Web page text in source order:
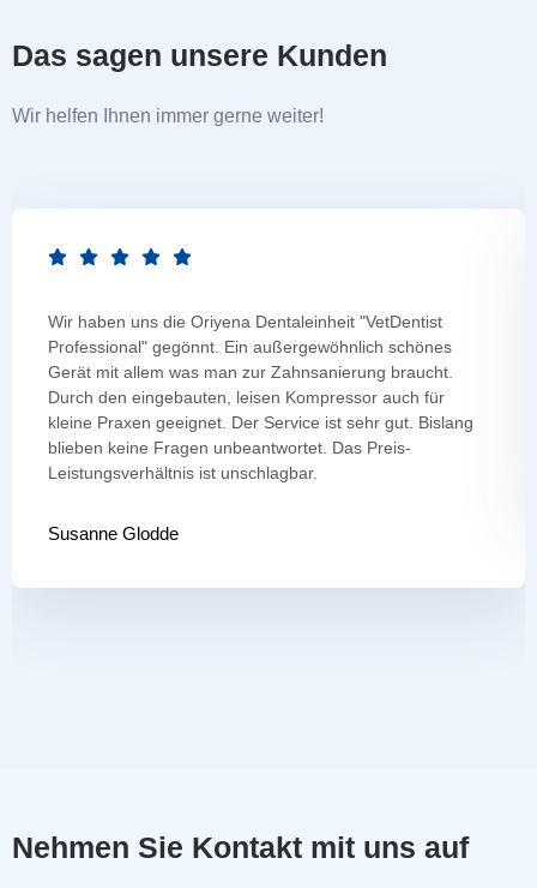
Das sagen unsere Kunden
Wir helfen Ihnen immer gerne weiter!
Wir haben uns die Oriyena Dentaleinheit "VetDentist
Professional" gegönnt. Ein außergewöhnlich schönes
Gerät mit allem was man zur Zahnsanierung braucht.
Durch den eingebauten, leisen Kompressor auch für
kleine Praxen geeignet. Der Service ist sehr gut. Bislang
blieben keine Fragen unbeantwortet. Das Preis-
Leistungsverhältnis ist unschlagbar.
Susanne Glodde
Nehmen Sie Kontakt mit uns auf